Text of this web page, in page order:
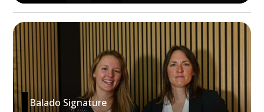
Balado Signature